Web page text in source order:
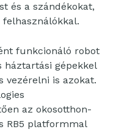
és a szándékokat,
funkcionáló robot
háztartási gépekkel
vezérelni is azokat.
az okosotthon-
RB5 platformmal